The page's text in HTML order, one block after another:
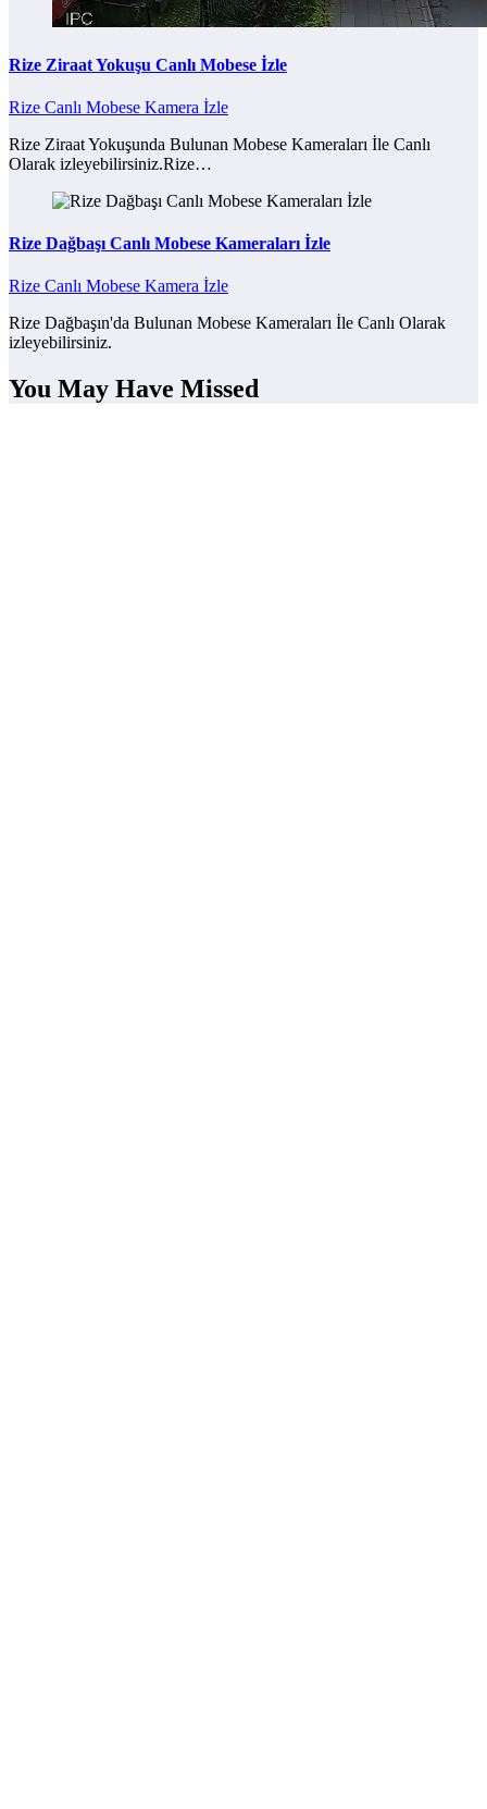
Rize Ziraat Yokuşu Canlı Mobese İzle
Rize Canlı Mobese Kamera İzle
Rize Ziraat Yokuşunda Bulunan Mobese Kameraları İle Canlı
Olarak izleyebilirsiniz.Rize…
Rize Dağbaşı Canlı Mobese Kameraları İzle
Rize Canlı Mobese Kamera İzle
Rize Dağbaşın'da Bulunan Mobese Kameraları İle Canlı Olarak
izleyebilirsiniz.
You May Have Missed